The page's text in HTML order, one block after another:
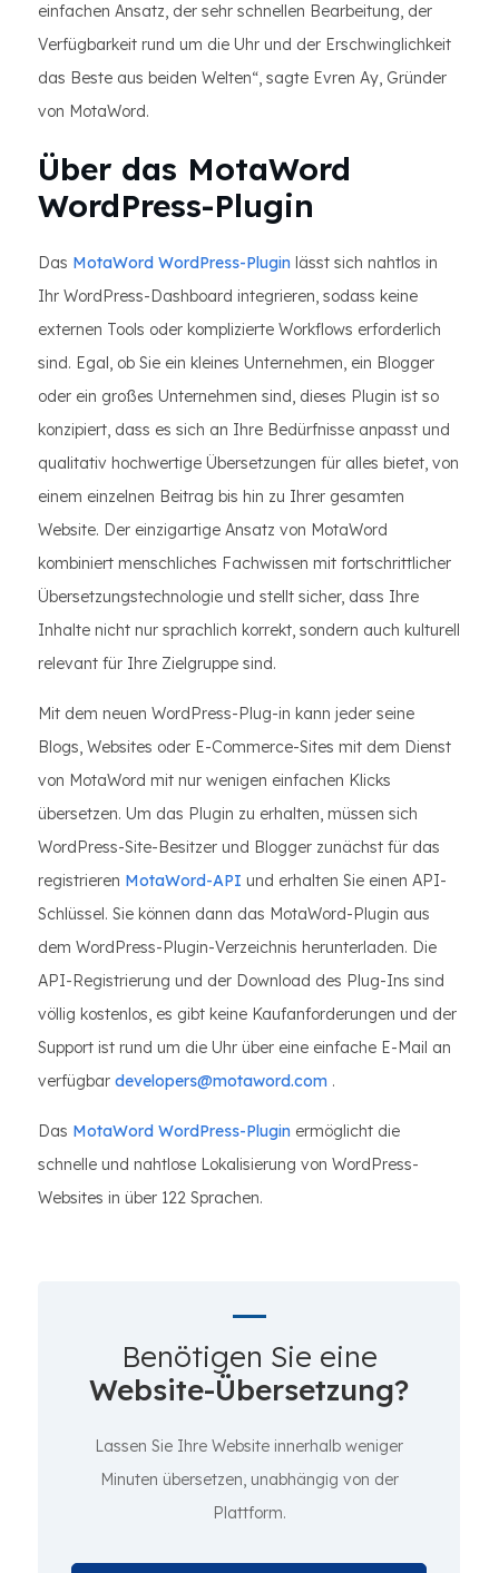
einfachen Ansatz, der sehr schnellen Bearbeitung, der
Verfügbarkeit rund um die Uhr und der Erschwinglichkeit
das Beste aus beiden Welten“, sagte Evren Ay, Gründer
von MotaWord.
Über das MotaWord
WordPress-Plugin
Das MotaWord WordPress-Plugin lässt sich nahtlos in
Ihr WordPress-Dashboard integrieren, sodass keine
externen Tools oder komplizierte Workflows erforderlich
sind. Egal, ob Sie ein kleines Unternehmen, ein Blogger
oder ein großes Unternehmen sind, dieses Plugin ist so
konzipiert, dass es sich an Ihre Bedürfnisse anpasst und
qualitativ hochwertige Übersetzungen für alles bietet, von
einem einzelnen Beitrag bis hin zu Ihrer gesamten
Website. Der einzigartige Ansatz von MotaWord
kombiniert menschliches Fachwissen mit fortschrittlicher
Übersetzungstechnologie und stellt sicher, dass Ihre
Inhalte nicht nur sprachlich korrekt, sondern auch kulturell
relevant für Ihre Zielgruppe sind.
Mit dem neuen WordPress-Plug-in kann jeder seine
Blogs, Websites oder E-Commerce-Sites mit dem Dienst
von MotaWord mit nur wenigen einfachen Klicks
übersetzen. Um das Plugin zu erhalten, müssen sich
WordPress-Site-Besitzer und Blogger zunächst für das
registrieren MotaWord-API und erhalten Sie einen API-
Schlüssel. Sie können dann das MotaWord-Plugin aus
dem WordPress-Plugin-Verzeichnis herunterladen. Die
API-Registrierung und der Download des Plug-Ins sind
völlig kostenlos, es gibt keine Kaufanforderungen und der
Support ist rund um die Uhr über eine einfache E-Mail an
verfügbar developers@motaword.com .
Das MotaWord WordPress-Plugin ermöglicht die
schnelle und nahtlose Lokalisierung von WordPress-
Websites in über 122 Sprachen.
Benötigen Sie eine
Website-Übersetzung?
Lassen Sie Ihre Website innerhalb weniger
Minuten übersetzen, unabhängig von der
Plattform.